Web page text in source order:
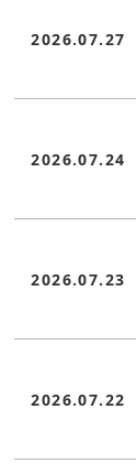
2026.07.27
2026.07.24
2026.07.23
2026.07.22